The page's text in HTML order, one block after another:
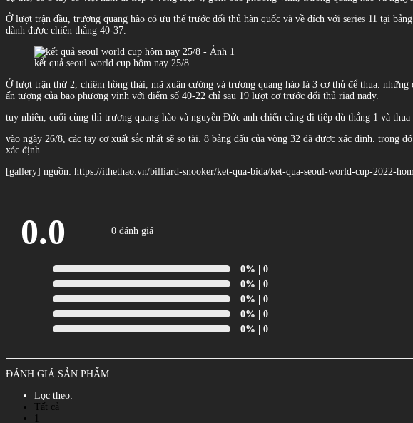
Ở lượt trận đầu, trương quang hào có ưu thế trước đối thủ hàn quốc và về đích với series 11 tại
dành được chiến thắng 40-37.
kết quả seoul world cup hôm nay 25/8
Ở lượt trận thứ 2, chiêm hồng thái, mã xuân cường và trương quang hào là 3 cơ thủ để thua.
ấn tượng của bao phương vinh với điểm số 40-22 chỉ sau 19 lượt cơ trước đối thủ riad nady.
tuy nhiên, cuối cùng thì trương quang hào và nguyễn Đức anh chiến cũng đi tiếp dù thắng 1 và
vào ngày 26/8, các tay cơ xuất sắc nhất sẽ so tài. 8 bảng đấu của vòng 32 đã được xác định. trong
xác định.
[gallery] nguồn: https://ithethao.vn/billiard-snooker/ket-qua-bida/ket-qua-seoul-world-cup-2022-
0.0 0 đánh giá
0% | 0
0% | 0
0% | 0
0% | 0
0% | 0
ĐÁNH GIÁ SẢN PHẨM
Lọc theo:
Tất cả